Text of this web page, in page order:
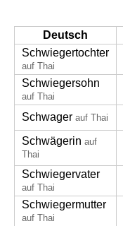
Deutsch
Schwiegertochter
auf Thai
Schwiegersohn
auf Thai
Schwager auf Thai
Schwägerin auf
Thai
Schwiegervater
auf Thai
Schwiegermutter
auf Thai